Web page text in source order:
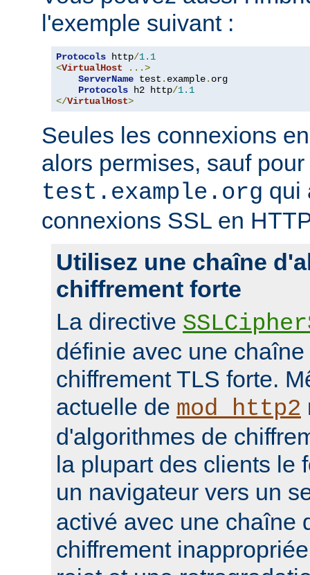
l'exemple suivant :
Protocols http/1.1
<VirtualHost
...>
ServerName test . example. org
Protocols h2 http/1.1
</VirtualHost>
Seules les connexions
alors permises, sauf
test.example.org qui
connexions SSL en
Utilisez une chaîne
chiffrement forte
La directive
définie avec une
chiffrement TLS forte.
actuelle de mod_http2
d'algorithmes de
la plupart des clients le
un navigateur vers un
activé avec une chaîne
chiffrement